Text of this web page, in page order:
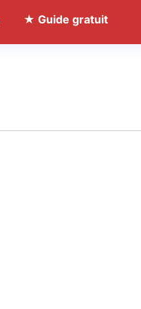
★ Guide gratuit